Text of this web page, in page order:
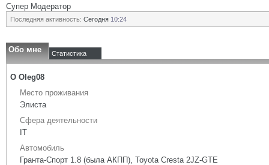
Супер Модератор
Последняя активность: Сегодня 10:24
Обо мне Статистика
О Oleg08
Место проживания
Элиста
Сфера деятельности
IT
Автомобиль
Гранта-Спорт 1.8 (была АКПП), Toyota Cresta 2JZ-GTE